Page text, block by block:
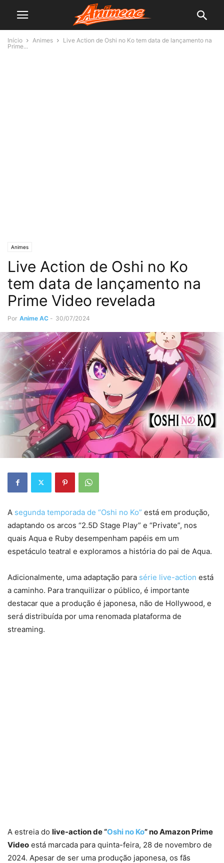
Início Animes
Live Action de Oshi no Ko tem data de lançamento na
Prime...
Animes
Live Action de Oshi no Ko
tem data de lançamento na
Prime Video revelada
Por Anime AC - 30/07/2024
A segunda temporada de “Oshi no Ko” está em produção,
adaptando os arcos “2.5D Stage Play” e “Private”, nos
quais Aqua e Ruby desempenham papéis em um
espetáculo teatral e exploramos a história do pai de Aqua.
Adicionalmente, uma adaptação para série live-action está
a caminho. Para tranquilizar o público, é importante
destacar que a produção é japonesa, não de Hollywood, e
será distribuída por uma renomada plataforma de
streaming.
A estreia do live-action de “Oshi no Ko” no Amazon Prime
Video está marcada para quinta-feira, 28 de novembro de
2024. Apesar de ser uma produção japonesa, os fãs